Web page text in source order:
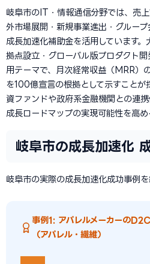
岐阜市のIT・情報通信分野では、売
外市場展開・新規事業進出・グルー
成長加速化補助金を活用しています
拠点設立・グローバル版プロダクト
用テーマで、月次経常収益（MRR）
を100億宣言の根拠として示すことが
資ファンドや政府系金融機関との連
成長ロードマップの実現可能性を高め
岐阜市の成長加速化
岐阜市の実際の成長加速化成功事例を
事例1: アパレルメーカーの
（アパレル・繊維）